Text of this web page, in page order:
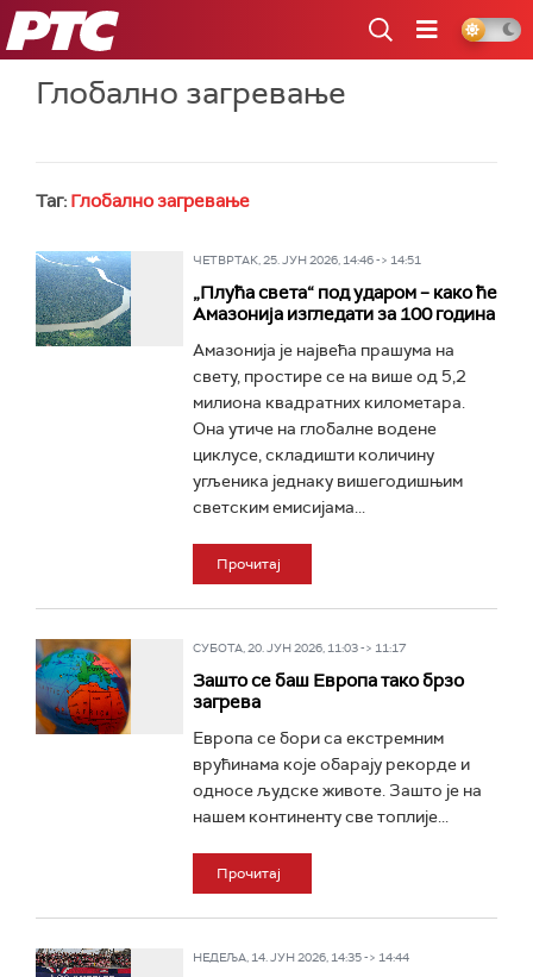
РТС
Глобално загревање
Таг: Глобално загревање
ЧЕТВРТАК, 25. ЈУН 2026, 14:46 -> 14:51
„Плућа света“ под ударом – како ће
Амазонија изгледати за 100 година
Амазонија је највећа прашума на
свету, простире се на више од 5,2
милиона квадратних километара.
Она утиче на глобалне водене
циклусе, складишти количину
угљеника једнаку вишегодишњим
светским емисијама...
Прочитај
СУБОТА, 20. ЈУН 2026, 11:03 -> 11:17
Зашто се баш Европа тако брзо
загрева
Европа се бори са екстремним
врућинама које обарају рекорде и
односе људске животе. Зашто је на
нашем континенту све топлије...
Прочитај
НЕДЕЉА, 14. ЈУН 2026, 14:35 -> 14:44